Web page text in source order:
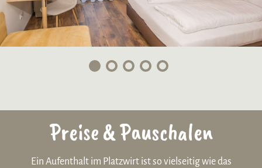
Preise & Pauschalen
Ein Aufenthalt im Platzwirt ist so vielseitig wie das